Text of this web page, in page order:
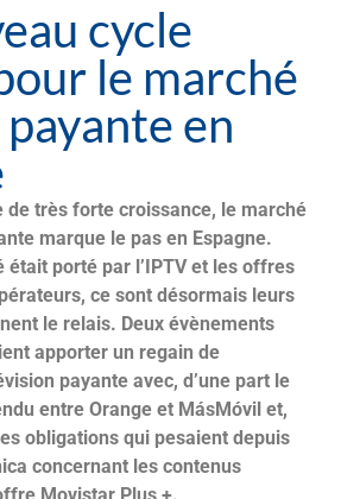
cycle
le marché
en
de très forte croissance, le marché
marque le pas en Espagne.
était porté par l’IPTV et les offres
ce sont désormais leurs
le relais. Deux évènements
apporter un regain de
payante avec, d’une part le
entre Orange et MásMóvil et,
obligations qui pesaient depuis
concernant les contenus